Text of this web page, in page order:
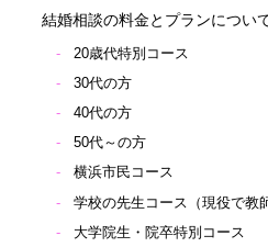
結婚相談の料金とプランについ
20歳代特別コース
30代の方
40代の方
50代～の方
横浜市民コース
学校の先生コース（現役で教
大学院生・院卒特別コース